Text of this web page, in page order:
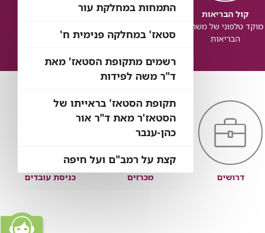
התמחות במחלקת עור
סטאז' במחלקה פנימית ח'
רשמים מתקופת הסטאז' מאת
ד"ר משה לפידות
תקופת הסטאז' בראייתו של
הסטאז'ר מאת ד"ר אור
כהן-ענבר
קצת על רמב"ם ועל חיפה
קול הבריאות
מוקד טלפוני של משרד
הבריאות
כל הבריאות
בריאות
דרושים מכרזים כניסת עובדים